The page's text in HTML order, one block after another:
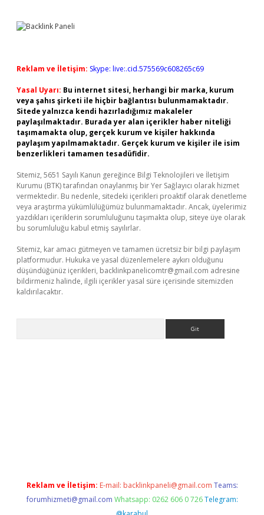
Reklam ve İletişim: Skype: live:.cid.575569c608265c69
Yasal Uyarı: Bu internet sitesi, herhangi bir marka, kurum
veya şahıs şirketi ile hiçbir bağlantısı bulunmamaktadır.
Sitede yalnızca kendi hazırladığımız makaleler
paylaşılmaktadır. Burada yer alan içerikler haber niteliği
taşımamakta olup, gerçek kurum ve kişiler hakkında
paylaşım yapılmamaktadır. Gerçek kurum ve kişiler ile isim
benzerlikleri tamamen tesadüfidir.
Sitemiz, 5651 Sayılı Kanun gereğince Bilgi Teknolojileri ve İletişim
Kurumu (BTK) tarafından onaylanmış bir Yer Sağlayıcı olarak hizmet
vermektedir. Bu nedenle, sitedeki içerikleri proaktif olarak denetleme
veya araştırma yükümlülüğümüz bulunmamaktadır. Ancak, üyelerimiz
yazdıkları içeriklerin sorumluluğunu taşımakta olup, siteye üye olarak
bu sorumluluğu kabul etmiş sayılırlar.
Sitemiz, kar amacı gütmeyen ve tamamen ücretsiz bir bilgi paylaşım
platformudur. Hukuka ve yasal düzenlemelere aykırı olduğunu
düşündüğünüz içerikleri, backlinkpanelicomtr@gmail.com adresine
bildirmeniz halinde, ilgili içerikler yasal süre içerisinde sitemizden
kaldırılacaktır.
Reklam ve İletişim: E-mail: backlinkpaneli@gmail.com Teams:
forumhizmeti@gmail.com Whatsapp: 0262 606 0 726 Telegram: